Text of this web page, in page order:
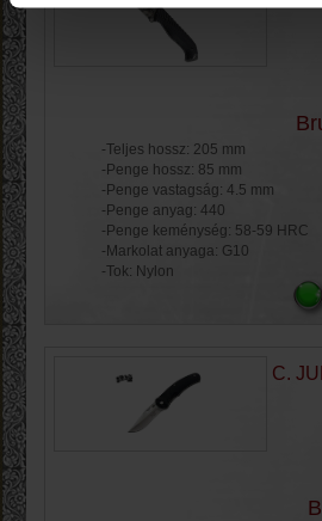
-Teljes hossz: 205 mm
-Penge hossz: 85 mm
-Penge vastagság: 4.5 mm
-Penge anyag: 440
-Penge keménység: 58-59 HRC
-Markolat anyaga: G10
-Tok: Nylon
C.